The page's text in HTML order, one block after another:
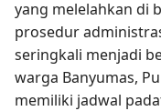
yang melelahkan di
prosedur
seringkali menjadi
warga Banyumas,
memiliki jadwal